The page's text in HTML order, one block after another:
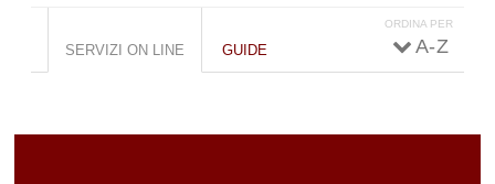
Schede primarie
SERVIZI ON LINE (SCHEDA
ATTIVA)
GUIDE
ORDINA PER
A - Z